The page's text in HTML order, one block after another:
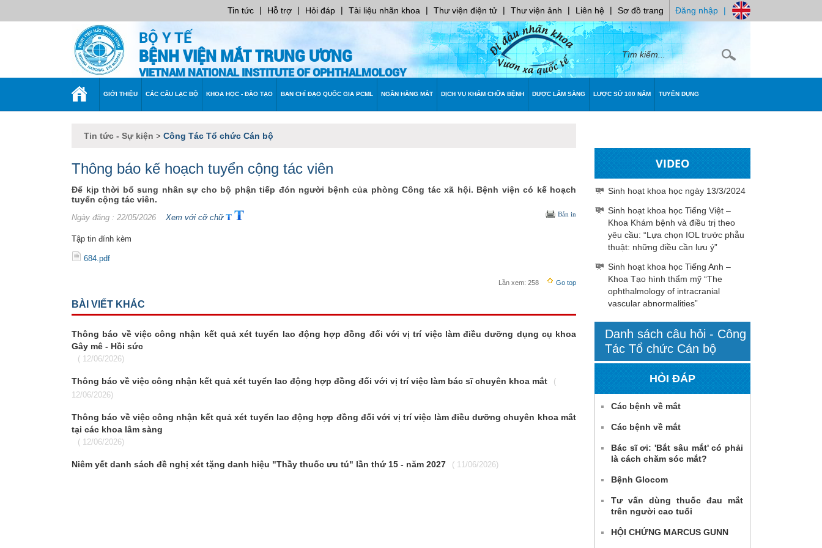
Tin tức | Hỗ trợ | Hỏi đáp | Tài liệu nhãn khoa | Thư viện điện tử | Thư viện ảnh | Liên hệ | Sơ đồ trang Đăng nhập |
BỘ Y TẾ
BỆNH VIỆN MẮT TRUNG ƯƠNG
VIETNAM NATIONAL INSTITUTE OF OPHTHALMOLOGY
TRANG GIỚI THIỆU CÁC CÂU LẠC BỘ KHOA HỌC - ĐÀO TẠO BAN CHỈ ĐẠO QUỐC GIA PCML NGÂN HÀNG MẮT DỊCH VỤ KHÁM CHỮA BỆNH DƯỢC LÂM SÀNG LƯỢC SỬ 100 NĂM TUYỂN DỤNG
Tin tức - Sự kiện > Công Tác Tổ chức Cán bộ
Thông báo kế hoạch tuyển cộng tác viên
Để kịp thời bổ sung nhân sự cho bộ phận tiếp đón người bệnh của phòng Công tác xã hội. Bệnh viện có kế hoạch
tuyển cộng tác viên.
Ngày đăng : 22/05/2026 Xem với cỡ chữ Bản in
Tập tin đính kèm
684.pdf
Lần xem: 258 Go top
BÀI VIẾT KHÁC
Thông báo về việc công nhận kết quả xét tuyển lao động hợp đồng đối với vị trí việc làm điều dưỡng dụng cụ khoa
Gây mê - Hồi sức
( 12/06/2026)
Thông báo về việc công nhận kết quả xét tuyển lao động hợp đồng đối với vị trí việc làm bác sĩ chuyên khoa mắt
(
12/06/2026)
Thông báo về việc công nhận kết quả xét tuyển lao động hợp đồng đối với vị trí việc làm điều dưỡng chuyên khoa mắt
tại các khoa lâm sàng
( 12/06/2026)
Niêm yết danh sách đề nghị xét tặng danh hiệu "Thầy thuốc ưu tú" lần thứ 15 - năm 2027 ( 11/06/2026)
VIDEO
Sinh hoạt khoa học ngày 13/3/2024
Sinh hoạt khoa học Tiếng Việt –
Khoa Khám bệnh và điều trị theo
yêu cầu: “Lựa chọn IOL trước phẫu
thuật: những điều cần lưu ý”
Sinh hoạt khoa học Tiếng Anh –
Khoa Tạo hình thẩm mỹ “The
ophthalmology of intracranial
vascular abnormalities”
Danh sách câu hỏi - Công
Tác Tổ chức Cán bộ
HỎI ĐÁP
Các bệnh về mắt
Các bệnh về mắt
Bác sĩ ơi: 'Bắt sâu mắt' có phải
là cách chăm sóc mắt?
Bệnh Glocom
Tư vấn dùng thuốc đau mắt
trên người cao tuổi
HỘI CHỨNG MARCUS GUNN